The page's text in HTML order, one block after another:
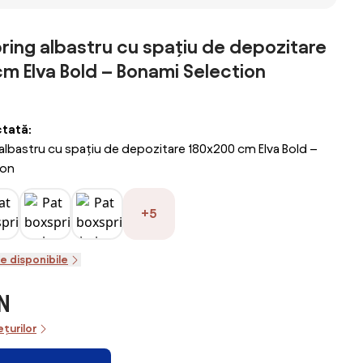
albastru cu spațiu de depozitare
Elva Bold – Bonami Selection
cu spațiu de depozitare 180x200 cm Elva Bold –
+5
disponibile